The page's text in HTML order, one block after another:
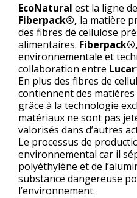
EcoNatural est la ligne
Fiberpack®, la matière
des fibres de cellulose
alimentaires. Fiberpack®,
environnementale et
collaboration entre
En plus des fibres de
contiennent des matières
grâce à la technologie
matériaux ne sont pas
valorisés dans d’autres
Le processus de
environnemental car il
polyéthylène et de
substance dangereuse
l’environnement.